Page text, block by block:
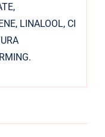
LINALOOL, CI